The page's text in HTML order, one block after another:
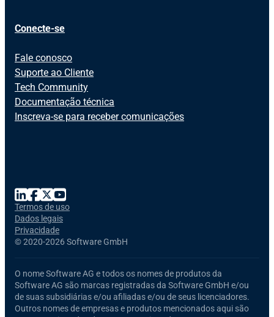
Conecte-se
Fale conosco
Suporte ao Cliente
Tech Community
Documentação técnica
Inscreva-se para receber comunicações
©2020-2026 Software GmbH
Termos de uso
Dados legais
Privacidade
O nomeSoftware AG e todos os nomes de produtos da
Software AG são marcas registradas da Software GmbH e/ou
de suas subsidiárias e/ou afiliadas e/ou de seus licenciadores.
Outros nomes de empresas e produtos mencionados aqui são